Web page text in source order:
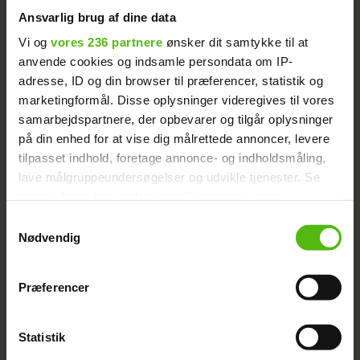
Ansvarlig brug af dine data
Vi og vores 236 partnere ønsker dit samtykke til at
anvende cookies og indsamle persondata om IP-
adresse, ID og din browser til præferencer, statistik og
marketingformål. Disse oplysninger videregives til vores
samarbejdspartnere, der opbevarer og tilgår oplysninger
på din enhed for at vise dig målrettede annoncer, levere
tilpasset indhold, foretage annonce- og indholdsmåling,
lave målgruppeundersøgelser og udvikle tjenester. Se
tilbage eller ændre indstillinger fra vores
"Cookiedeklaration", eller ved at trykke på "Privacy
Vi ønsker dit samtykke til at indsamle og bruge data for
Nødvendig
Præferencer
Statistik
kan du lægge dem i iskoldt vand inden
spændstigheden.
PRØV OGSÅ:Jordskokkesuppe med
topping
Når jordskokker er i topform, er de
spændstige og sprøde med en udtalt
herlig sødme, som minder om både
4 sunde facts om jordskokker
Optages langsomt og mætter